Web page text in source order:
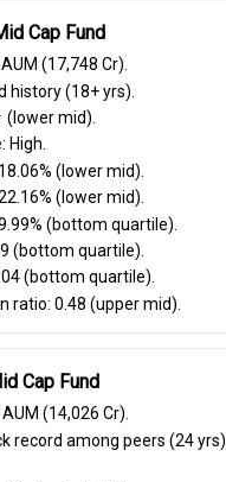
Cap Fund
(₹17,748 Cr).
history (18+ yrs).
mid).
High.
(lower mid).
(lower mid).
(bottom quartile).
(bottom quartile).
(bottom quartile).
ratio: 0.48 (upper mid).
Cap Fund
(₹14,026 Cr).
record among peers (24 yrs).